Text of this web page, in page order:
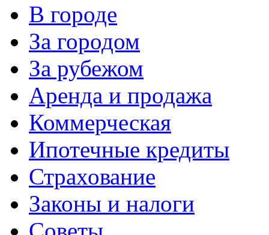
В городе
За городом
За рубежом
Аренда и продажа
Коммерческая
Ипотечные кредиты
Страхование
Законы и налоги